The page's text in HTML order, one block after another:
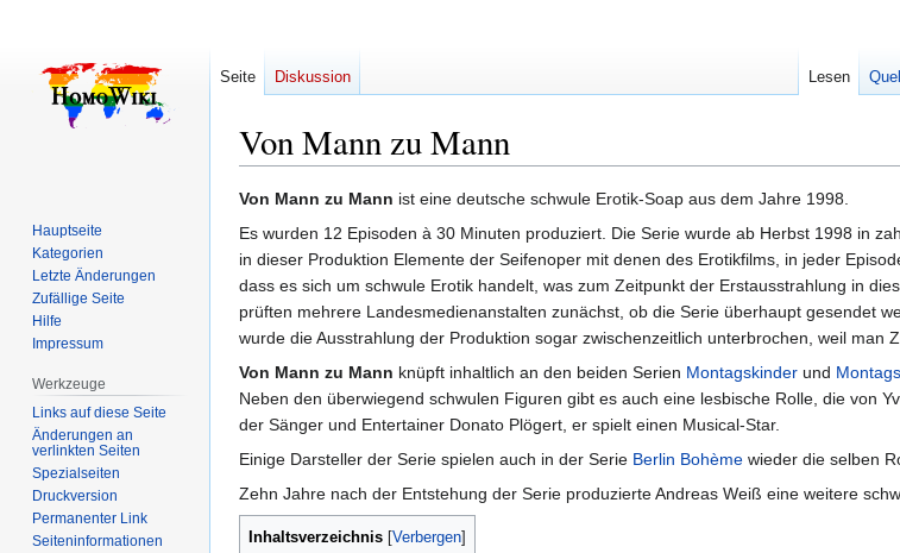
Von Mann zu Mann
Zur
Navigation
springen
Zur
Suche
springen
Von Mann zu Mann ist eine deutsche schwule Erotik-Soap aus dem Jahre 1998.
Es wurden 12 Episoden à 30 Minuten produziert. Die Serie wurde ab Herbst 1998 in
in dieser Produktion Elemente der Seifenoper mit denen des Erotikfilms, in jeder
dass es sich um schwule Erotik handelt, was zum Zeitpunkt der Erstausstrahlung in
prüften mehrere Landesmedienanstalten zunächst, ob die Serie überhaupt gesendet
wurde die Ausstrahlung der Produktion sogar zwischenzeitlich unterbrochen, weil man
Von Mann zu Mann knüpft inhaltlich an den beiden Serien Montagskinder und
Neben den überwiegend schwulen Figuren gibt es auch eine lesbische Rolle, die von
der Sänger und Entertainer Donato Plögert, er spielt einen Musical-Star.
Einige Darsteller der Serie spielen auch in der Serie Berlin Bohème wieder die selben
Zehn Jahre nach der Entstehung der Serie produzierte Andreas Weiß eine weitere
Inhaltsverzeichnis
Seite Diskussion Lesen
Hauptseite
Kategorien
Letzte Änderungen
Zufällige Seite
Hilfe
Impressum
Werkzeuge
Links auf diese Seite
Änderungen an
verlinkten Seiten
Spezialseiten
Druckversion
Permanenter Link
Seiten­­informationen